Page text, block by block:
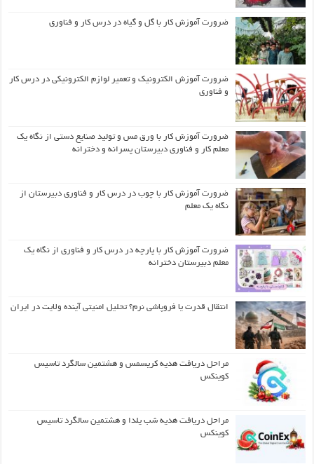
ضرورت آموزش کار با گل و گیاه در درس کار و فناوری
ضرورت آموزش الکترونیک و تعمیر لوازم الکترونیکی در درس کار
و فناوری
ضرورت آموزش کار با ورق مس و تولید صنایع دستی از نگاه یک
معلم کار و فناوری دبیرستان پسرانه و دخترانه
ضرورت آموزش کار با چوب در درس کار و فناوری دبیرستان از
نگاه یک معلم
ضرورت آموزش کار با پارچه در درس کار و فناوری از نگاه یک
معلم دبیرستان دخترانه
انتقال قدرت یا فروپاشی نرم؟ تحلیل امنیتی آینده ولایت در ایران
مراحل دریافت هدیه کریسمس و هشتمین سالگرد تاسیس
کوینکس
مراحل دریافت هدیه شب یلدا و هشتمین سالگرد تاسیس
کوینکس